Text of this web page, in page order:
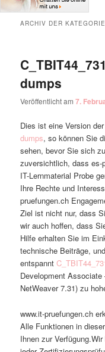
ARCHIV DER
dumps
Veröffentlicht am7.
Dies ist eine Version
dumps, so können Sie
sehen, bevor Sie sich
zuversichtlich, dass es-
IT-Lernmaterial Probe
Ihre Rechte und
pruefungen.ch
Ziel ist nicht nur, dass
wir auch hoffen, dass
Hilfe erhalten Sie im
technische Beiträge,
entspannt
Development
NetWeaver 7.31) zu
www.it-pruefungen.ch
Alle Funktionen in
Ihnen zur